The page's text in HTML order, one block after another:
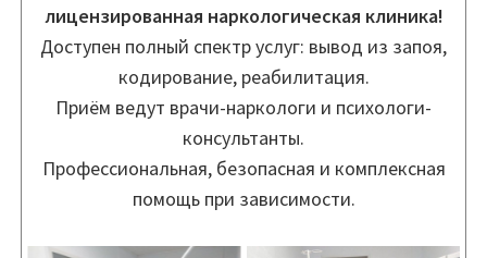
лицензированная наркологическая клиника!
Доступен полный спектр услуг: вывод из запоя,
кодирование, реабилитация.
Приём ведут врачи-наркологи и психологи-
консультанты.
Профессиональная, безопасная и комплексная
помощь при зависимости.